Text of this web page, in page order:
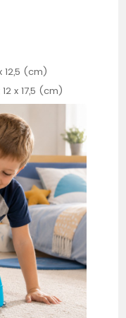
12,5 (cm)
12 x 17,5 (cm)